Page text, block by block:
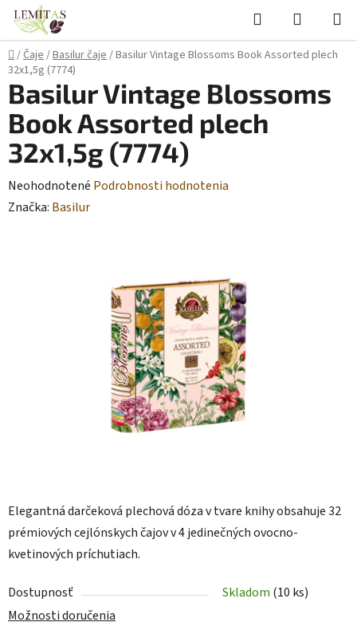
Prejsť
obsah
Hľadať
KOŠÍK
Domov
/Čaje/Basilur čaje/Basilur Vintage Blossoms Book Assorted plech
32x1,5g (7774)
Elegantná darčeková plechová dóza v tvare knihy obsahuje 32
prémiových cejlónskych čajov v 4 jedinečných ovocno-
kvetinových príchutiach.
Dostupnosť Skladom (10 ks)
Možnosti doručenia
Basilur Vintage Blossoms
Book Assorted plech
32x1,5g (7774)
Priemerné
hodnotenie
Neohodnotené Podrobnosti hodnotenia
Značka: Basilur